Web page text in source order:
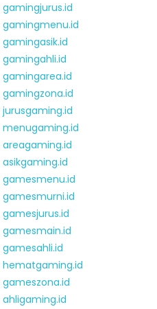
gamingjurus.id
gamingmenu.id
gamingasik.id
gamingahli.id
gamingarea.id
gamingzona.id
jurusgaming.id
menugaming.id
areagaming.id
asikgaming.id
gamesmenu.id
gamesmurni.id
gamesjurus.id
gamesmain.id
gamesahli.id
hematgaming.id
gameszona.id
ahligaming.id